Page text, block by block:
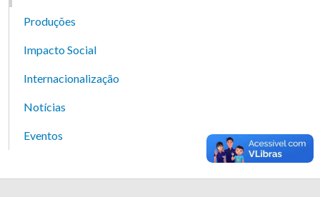
Produções
Impacto Social
Internacionalização
Notícias
Eventos